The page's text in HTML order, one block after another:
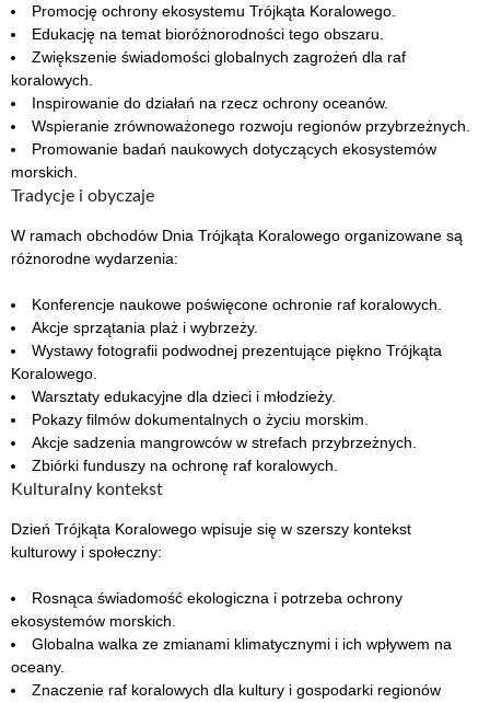
Promocję ochrony ekosystemu Trójkąta Koralowego.
Edukację na temat bioróżnorodności tego obszaru.
Zwiększenie świadomości globalnych zagrożeń dla raf
koralowych.
Inspirowanie do działań na rzecz ochrony oceanów.
Wspieranie zrównoważonego rozwoju regionów przybrzeżnych.
Promowanie badań naukowych dotyczących ekosystemów
morskich.
Tradycje i obyczaje
W ramach obchodów Dnia Trójkąta Koralowego organizowane są
różnorodne wydarzenia:
Konferencje naukowe poświęcone ochronie raf koralowych.
Akcje sprzątania plaż i wybrzeży.
Wystawy fotografii podwodnej prezentujące piękno Trójkąta
Koralowego.
Warsztaty edukacyjne dla dzieci i młodzieży.
Pokazy filmów dokumentalnych o życiu morskim.
Akcje sadzenia mangrowców w strefach przybrzeżnych.
Zbiórki funduszy na ochronę raf koralowych.
Kulturalny kontekst
Dzień Trójkąta Koralowego wpisuje się w szerszy kontekst
kulturowy i społeczny:
Rosnąca świadomość ekologiczna i potrzeba ochrony
ekosystemów morskich.
Globalna walka ze zmianami klimatycznymi i ich wpływem na
oceany.
Znaczenie raf koralowych dla kultury i gospodarki regionów